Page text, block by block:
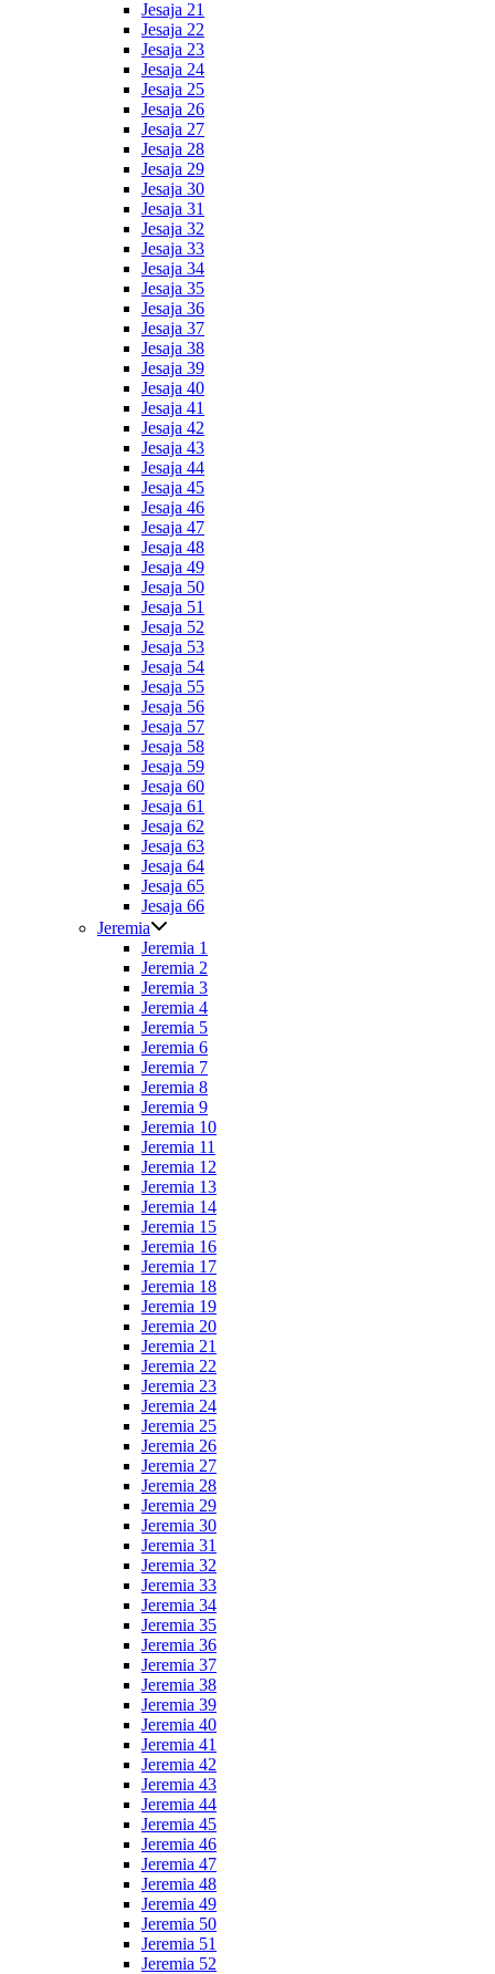
Jesaja 21
Jesaja 22
Jesaja 23
Jesaja 24
Jesaja 25
Jesaja 26
Jesaja 27
Jesaja 28
Jesaja 29
Jesaja 30
Jesaja 31
Jesaja 32
Jesaja 33
Jesaja 34
Jesaja 35
Jesaja 36
Jesaja 37
Jesaja 38
Jesaja 39
Jesaja 40
Jesaja 41
Jesaja 42
Jesaja 43
Jesaja 44
Jesaja 45
Jesaja 46
Jesaja 47
Jesaja 48
Jesaja 49
Jesaja 50
Jesaja 51
Jesaja 52
Jesaja 53
Jesaja 54
Jesaja 55
Jesaja 56
Jesaja 57
Jesaja 58
Jesaja 59
Jesaja 60
Jesaja 61
Jesaja 62
Jesaja 63
Jesaja 64
Jesaja 65
Jesaja 66
Jeremia
Jeremia 1
Jeremia 2
Jeremia 3
Jeremia 4
Jeremia 5
Jeremia 6
Jeremia 7
Jeremia 8
Jeremia 9
Jeremia 10
Jeremia 11
Jeremia 12
Jeremia 13
Jeremia 14
Jeremia 15
Jeremia 16
Jeremia 17
Jeremia 18
Jeremia 19
Jeremia 20
Jeremia 21
Jeremia 22
Jeremia 23
Jeremia 24
Jeremia 25
Jeremia 26
Jeremia 27
Jeremia 28
Jeremia 29
Jeremia 30
Jeremia 31
Jeremia 32
Jeremia 33
Jeremia 34
Jeremia 35
Jeremia 36
Jeremia 37
Jeremia 38
Jeremia 39
Jeremia 40
Jeremia 41
Jeremia 42
Jeremia 43
Jeremia 44
Jeremia 45
Jeremia 46
Jeremia 47
Jeremia 48
Jeremia 49
Jeremia 50
Jeremia 51
Jeremia 52